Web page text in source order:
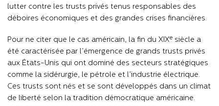
lutter contre les trusts privés tenus responsables des
déboires économiques et des grandes crises financières.
Pour ne citer que le cas américain, la fin du XIXe siècle a
été caractérisée par l’émergence de grands trusts privés
aux États-Unis qui ont dominé des secteurs stratégiques
comme la sidérurgie, le pétrole et l’industrie électrique.
Ces trusts sont nés et se sont développés dans un climat
de liberté selon la tradition démocratique américaine.